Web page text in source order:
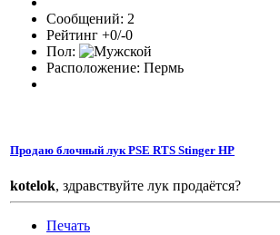
Сообщений: 2
Рейтинг +0/-0
Пол:
Расположение: Пермь
Продаю блочный лук PSE RTS Stinger HP
kotelok, здравствуйте лук продаётся?
Печать